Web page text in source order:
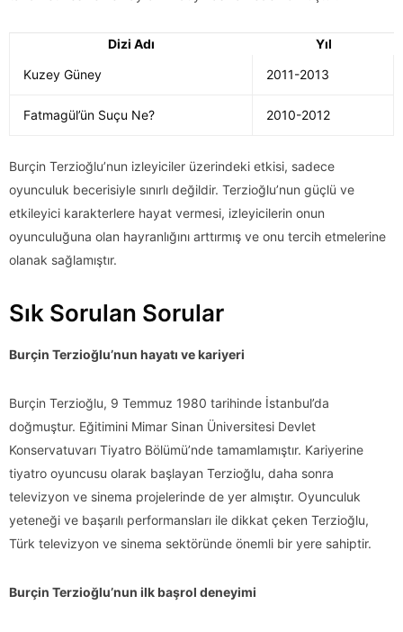
Dizi Adı
Yıl
Kuzey Güney
2011-2013
Fatmagül’ün Suçu Ne? 2010-2012
Burçin Terzioğlu’nun izleyiciler üzerindeki etkisi, sadece
oyunculuk becerisiyle sınırlı değildir. Terzioğlu’nun güçlü ve
etkileyici karakterlere hayat vermesi, izleyicilerin onun
oyunculuğuna olan hayranlığını arttırmış ve onu tercih etmelerine
olanak sağlamıştır.
Sık Sorulan Sorular
Burçin Terzioğlu’nun hayatı ve kariyeri
Burçin Terzioğlu, 9 Temmuz 1980 tarihinde İstanbul’da
doğmuştur. Eğitimini Mimar Sinan Üniversitesi Devlet
Konservatuvarı Tiyatro Bölümü’nde tamamlamıştır. Kariyerine
tiyatro oyuncusu olarak başlayan Terzioğlu, daha sonra
televizyon ve sinema projelerinde de yer almıştır. Oyunculuk
yeteneği ve başarılı performansları ile dikkat çeken Terzioğlu,
Türk televizyon ve sinema sektöründe önemli bir yere sahiptir.
Burçin Terzioğlu’nun ilk başrol deneyimi